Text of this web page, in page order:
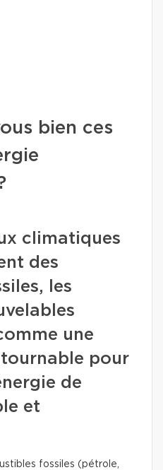
bien ces
climatiques
des
les
une
pour
de
et
fossiles (pétrole,